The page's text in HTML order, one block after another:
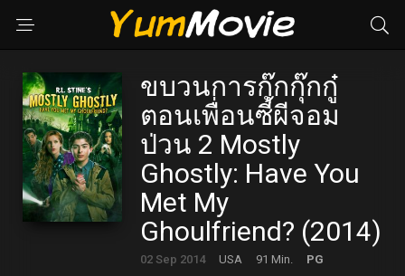
ขบวนการกุ๊กกุ๊กกู๋
ตอนเพื่อนซี้ผีจอม
ป่วน 2 Mostly
Ghostly: Have You
Met My
Ghoulfriend? (2014)
02 Sep 2014 USA 91 Min.
PG